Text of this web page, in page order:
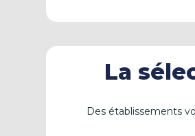
La
Des établissements